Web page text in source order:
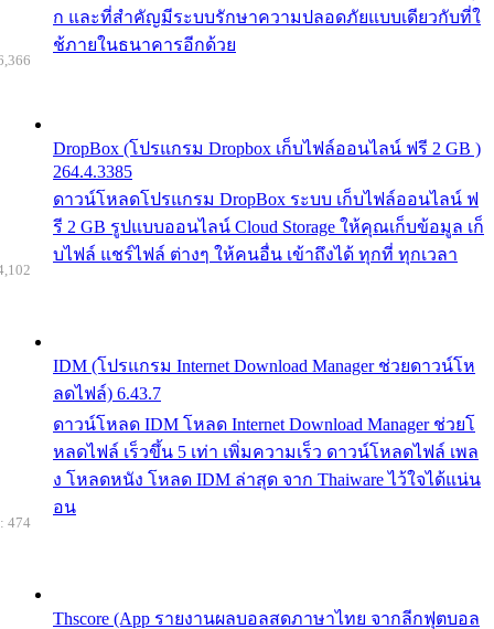
ก และที่สำคัญมีระบบรักษาความปลอดภัยแบบเดียวกับที่ใ
ช้ภายในธนาคารอีกด้วย
DropBox (โปรแกรม Dropbox เก็บไฟล์ออนไลน์ ฟรี 2 GB )
264.4.3385
ดาวน์โหลดโปรแกรม DropBox ระบบ เก็บไฟล์ออนไลน์ ฟ
รี 2 GB รูปแบบออนไลน์ Cloud Storage ให้คุณเก็บข้อมูล เก็
บไฟล์ แชร์ไฟล์ ต่างๆ ให้คนอื่น เข้าถึงได้ ทุกที่ ทุกเวลา
IDM (โปรแกรม Internet Download Manager ช่วยดาวน์โห
ลดไฟล์) 6.43.7
ดาวน์โหลด IDM โหลด Internet Download Manager ช่วยโ
หลดไฟล์ เร็วขึ้น 5 เท่า เพิ่มความเร็ว ดาวน์โหลดไฟล์ เพล
ง โหลดหนัง โหลด IDM ล่าสุด จาก Thaiware ไว้ใจได้แน่น
อน
Thscore (App รายงานผลบอลสดภาษาไทย จากลีกฟุตบอล
474